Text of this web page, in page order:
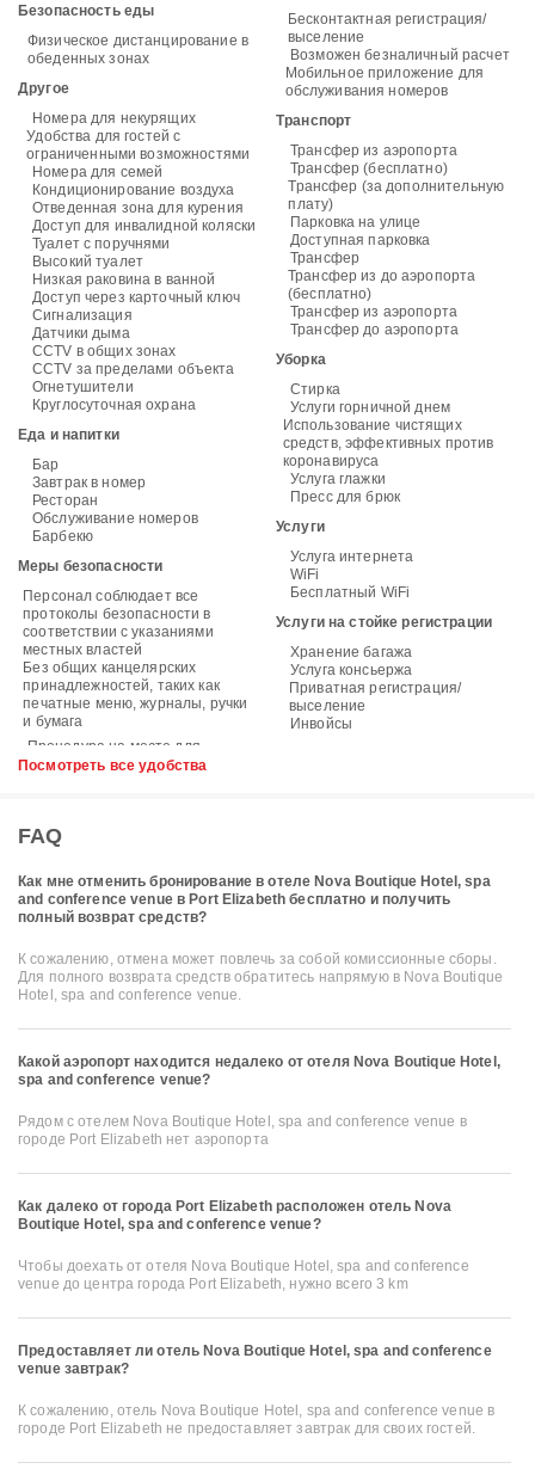
Безопасность еды
Физическое дистанцирование в
обеденных зонах
Другое
Номера для некурящих
Удобства для гостей с
ограниченными возможностями
Номера для семей
Кондиционирование воздуха
Отведенная зона для курения
Доступ для инвалидной коляски
Туалет с поручнями
Высокий туалет
Низкая раковина в ванной
Доступ через карточный ключ
Сигнализация
Датчики дыма
CCTV в общих зонах
CCTV за пределами объекта
Огнетушители
Круглосуточная охрана
Еда и напитки
Бар
Завтрак в номер
Ресторан
Обслуживание номеров
Барбекю
Меры безопасности
Персонал соблюдает все
протоколы безопасности в
соответствии с указаниями
местных властей
Без общих канцелярских
принадлежностей, таких как
печатные меню, журналы, ручки
и бумага
Бесконтактная регистрация/
выселение
Возможен безналичный расчет
Мобильное приложение для
обслуживания номеров
Транспорт
Трансфер из аэропорта
Трансфер (бесплатно)
Трансфер (за дополнительную
плату)
Парковка на улице
Доступная парковка
Трансфер
Трансфер из до аэропорта
(бесплатно)
Трансфер из аэропорта
Трансфер до аэропорта
Уборка
Стирка
Услуги горничной днем
Использование чистящих
средств, эффективных против
коронавируса
Услуга глажки
Пресс для брюк
Услуги
Услуга интернета
WiFi
Бесплатный WiFi
Услуги на стойке регистрации
Хранение багажа
Услуга консьержа
Приватная регистрация/
выселение
Инвойсы
Посмотреть все удобства
FAQ
Как мне отменить бронирование в отеле Nova Boutique Hotel, spa
and conference venue в Port Elizabeth бесплатно и получить
полный возврат средств?
К сожалению, отмена может повлечь за собой комиссионные сборы.
Для полного возврата средств обратитесь напрямую в Nova Boutique
Hotel, spa and conference venue.
Какой аэропорт находится недалеко от отеля Nova Boutique Hotel,
spa and conference venue?
Рядом с отелем Nova Boutique Hotel, spa and conference venue в
городе Port Elizabeth нет аэропорта
Как далеко от города Port Elizabeth расположен отель Nova
Boutique Hotel, spa and conference venue?
Чтобы доехать от отеля Nova Boutique Hotel, spa and conference
venue до центра города Port Elizabeth, нужно всего 3 km
Предоставляет ли отель Nova Boutique Hotel, spa and conference
venue завтрак?
К сожалению, отель Nova Boutique Hotel, spa and conference venue в
городе Port Elizabeth не предоставляет завтрак для своих гостей.